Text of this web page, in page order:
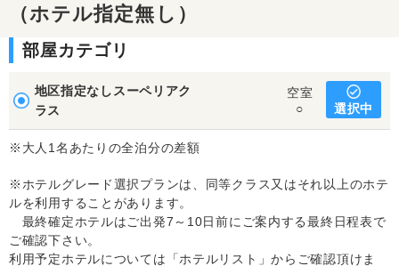
（ホテル指定無し）
部屋カテゴリ
地区指定なしスーペリアク
ラス
空室
○
選択中
※大人1名あたりの全泊分の差額
※ホテルグレード選択プランは、同等クラス又はそれ以上のホテ
ルを利用することがあります。
最終確定ホテルはご出発7～10日前にご案内する最終日程表で
ご確認下さい。
利用予定ホテルについては「ホテルリスト」からご確認頂けま